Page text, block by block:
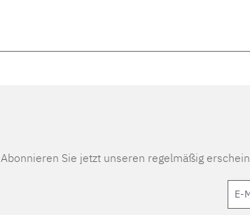
Abonnieren Sie jetzt unseren regelmäßig